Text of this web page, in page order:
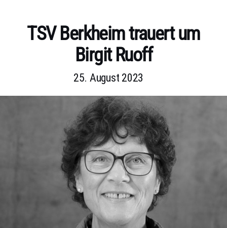
KategorienTSV Berkheim trauert um
Birgit Ruoff
25. August 2023